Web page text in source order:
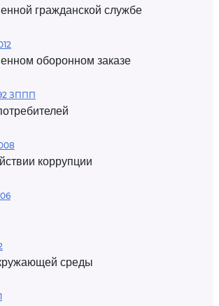
гражданской службе
оборонном заказе
ЗППП
коррупции
среды